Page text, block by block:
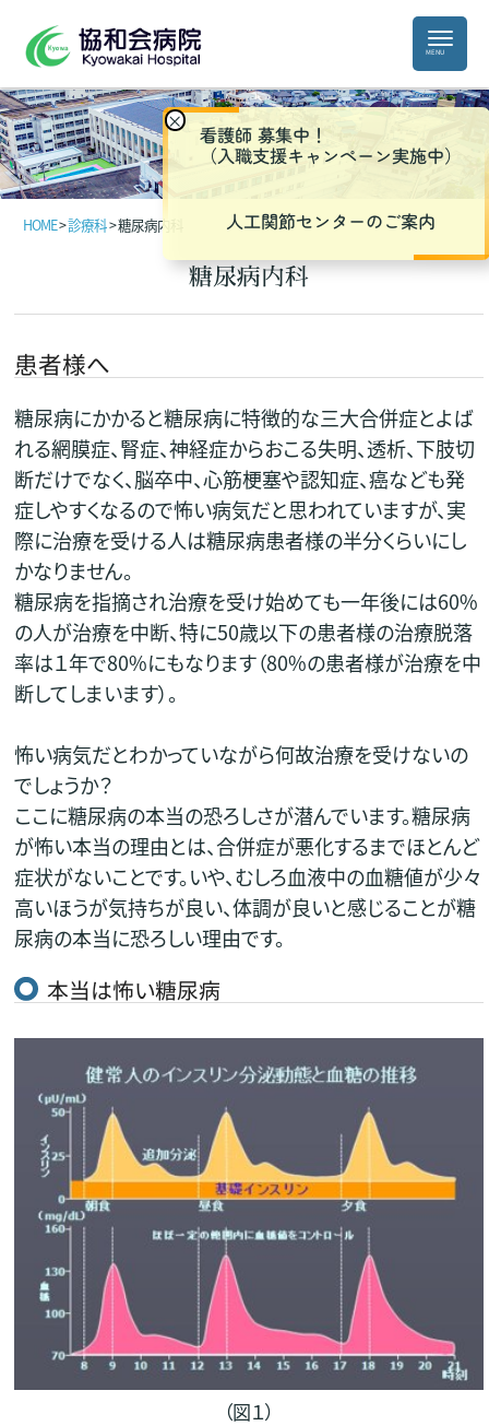
HOME>診療科>糖尿病内科
糖尿病内科
患者様へ
糖尿病にかかると糖尿病に特徴的な三大合併症とよば
れる網膜症、腎症、神経症からおこる失明、透析、下肢切
断だけでなく、脳卒中、心筋梗塞や認知症、癌なども発
症しやすくなるので怖い病気だと思われていますが、実
際に治療を受ける人は糖尿病患者様の半分くらいにし
かなりません。
糖尿病を指摘され治療を受け始めても一年後には60%
の人が治療を中断、特に50歳以下の患者様の治療脱落
率は１年で80%にもなります（80%の患者様が治療を中
断してしまいます）。
怖い病気だとわかっていながら何故治療を受けないの
でしょうか？
ここに糖尿病の本当の恐ろしさが潜んでいます。糖尿病
が怖い本当の理由とは、合併症が悪化するまでほとんど
症状がないことです。いや、むしろ血液中の血糖値が少々
高いほうが気持ちが良い、体調が良いと感じることが糖
尿病の本当に恐ろしい理由です。
本当は怖い糖尿病
（図１）
×
看護師 募集中！
（入職支援キャンペーン実施中）
人工関節センターのご案内